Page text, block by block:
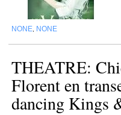
NONE NONE
THEATRE:
Florent en
dancing Kings